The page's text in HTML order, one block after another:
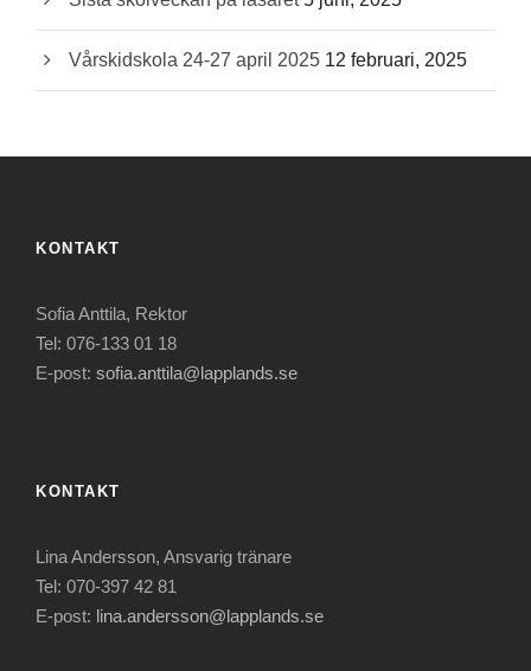
Vårskidskola 24-27 april 2025 12 februari, 2025
KONTAKT
Sofia Anttila, Rektor
Tel: 076-133 01 18
E-post: sofia.anttila@lapplands.se
KONTAKT
Lina Andersson, Ansvarig tränare
Tel: 070-397 42 81
E-post: lina.andersson@lapplands.se